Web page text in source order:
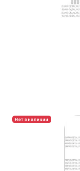
Нет в наличии